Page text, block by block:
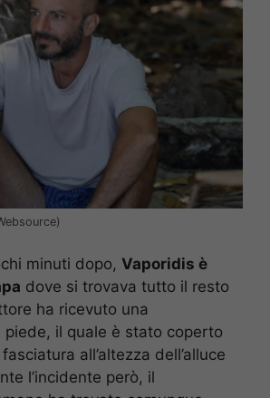
minuti dopo, Vaporidis è
dove si trovava tutto il resto
ha ricevuto una
piede, il quale è stato coperto
all’altezza dell’alluce
l’incidente però, il